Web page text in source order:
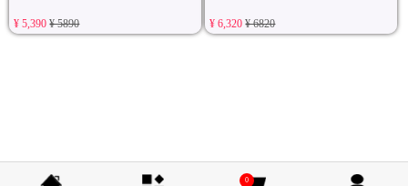
¥ 5,390¥ 5890 ¥ 6,320¥ 6820
0